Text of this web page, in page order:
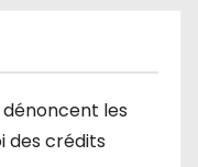
dénoncent les
des crédits